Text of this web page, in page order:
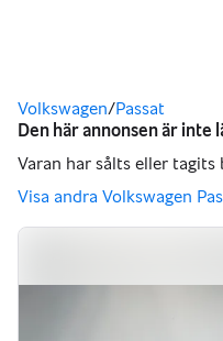
Du är här
Volkswagen/Passat